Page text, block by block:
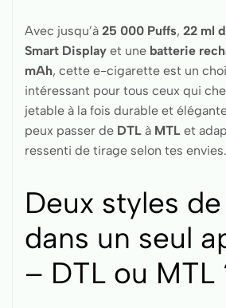
Avec jusqu’à 25 000 Puffs, 22 ml
Smart Display et une batterie
mAh, cette e-cigarette est un
intéressant pour tous ceux qui
jetable à la fois durable et
peux passer de DTL à MTL et
ressenti de tirage selon tes envies.
Deux styles
dans un seul
– DTL ou MTL